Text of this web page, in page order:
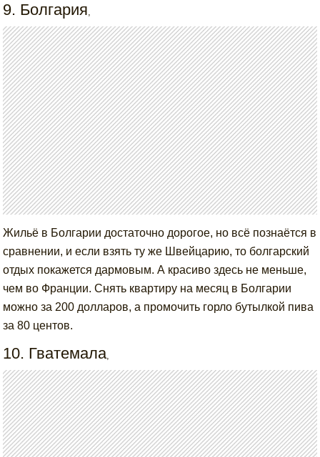
9. Болгария,
Жильё в Болгарии достаточно дорогое, но всё познаётся в
сравнении, и если взять ту же Швейцарию, то болгарский
отдых покажется дармовым. А красиво здесь не меньше,
чем во Франции. Снять квартиру на месяц в Болгарии
можно за 200 долларов, а промочить горло бутылкой пива
за 80 центов.
10. Гватемала